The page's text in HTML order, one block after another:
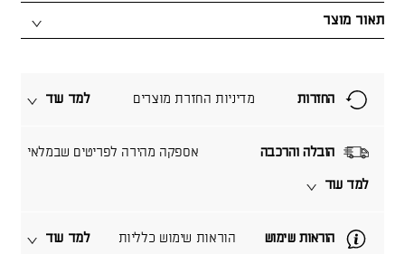
תאור מוצר
הוראות שימוש הוראות שימוש כלליות למד עוד
הובלה והרכבה אספקה מהירה לפריטים שבמלאי
למד עוד
החזרות מדיניות החזרת מוצרים למד עוד